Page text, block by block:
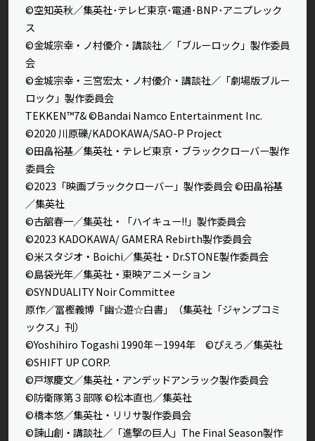
©空知英秋／集英社･テレビ東京･電通･BNP･アニプレック
ス
©金城宗幸・ノ村優介・講談社／「ブルーロック」製作委員
会
©金城宗幸・三宮宏太・ノ村優介・講談社／「劇場版ブルー
ロック」製作委員会
TEKKEN™7& ©Bandai Namco Entertainment Inc.
©2020 川原礫/KADOKAWA/SAO-P Project
©田畠裕基／集英社・テレビ東京・ブラッククローバー製作
委員会
©2023「映画ブラッククローバー」製作委員会 ©田畠裕基
／集英社
©古舘春一／集英社・「ハイキュー!!」製作委員会
©2023 KADOKAWA/ GAMERA Rebirth製作委員会
©米スタジオ・Boichi／集英社・Dr.STONE製作委員会
©島袋光年／集英社・東映アニメーション
©SYNDUALITY Noir Committee
原作／冨樫義博「幽☆遊☆白書」（集英社「ジャンプコミ
ックス」刊）
©Yoshihiro Togashi 1990年－1994年 ©ぴえろ／集英社
©SHIFT UP CORP.
©戸塚慶文／集英社・アンデッドアンラック製作委員会
©防衛隊第３部隊 ©松本直也／集英社
©橋本悠／集英社・リリサ製作委員会
©諫山創・講談社／「進撃の巨人」The Final Season製作